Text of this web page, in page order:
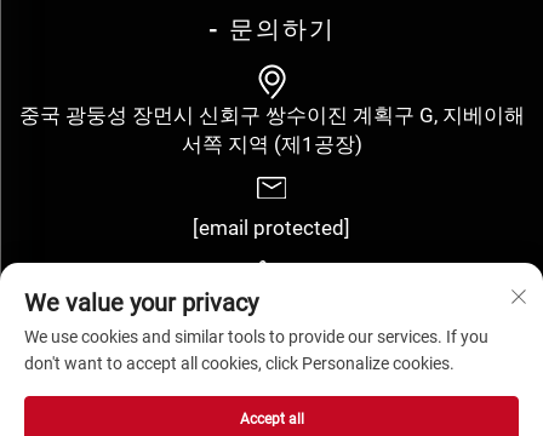
- 문의하기
중국 광둥성 장먼시 신회구 쌍수이진 계획구 G, 지베이해
서쪽 지역 (제1공장)
[email protected]
+86-13143352910
저작권 © 장먼 헝위안 라벨 기술 유한회사. 모든 권리 보유 -개인정
보 보호정책
We value your privacy
We use cookies and similar tools to provide our services. If you
don't want to accept all cookies, click Personalize cookies.
Accept all